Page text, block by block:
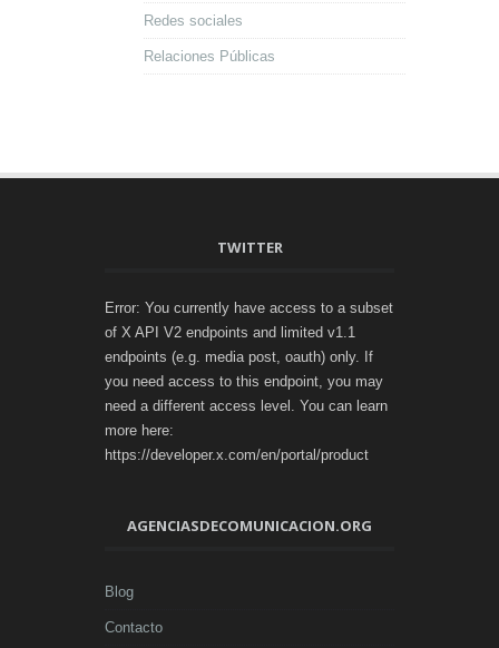
Redes sociales
Relaciones Públicas
TWITTER
Error: You currently have access to a subset
of X API V2 endpoints and limited v1.1
endpoints (e.g. media post, oauth) only. If
you need access to this endpoint, you may
need a different access level. You can learn
more here:
https://developer.x.com/en/portal/product
AGENCIASDECOMUNICACION.ORG
Blog
Contacto